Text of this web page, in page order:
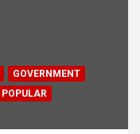
GOVERNMENT
POPULAR